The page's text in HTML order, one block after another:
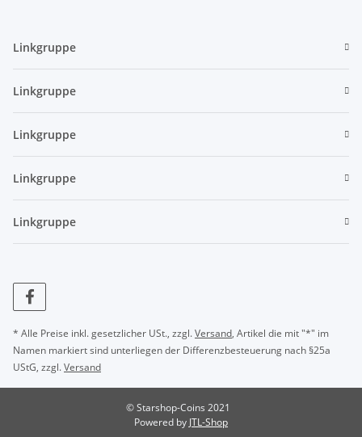
Linkgruppe
Linkgruppe
Linkgruppe
Linkgruppe
Linkgruppe
* Alle Preise inkl. gesetzlicher USt., zzgl.Versand, Artikel die mit "*" im
Namen markiert sind unterliegen der Differenzbesteuerung nach §25a
UStG, zzgl.Versand
© Starshop-Coins 2021
Powered by JTL-Shop